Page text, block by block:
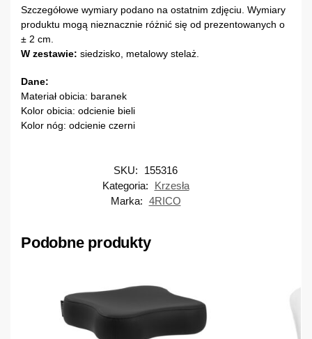
Szczegółowe wymiary podano na ostatnim zdjęciu. Wymiary
produktu mogą nieznacznie różnić się od prezentowanych o
± 2 cm.
W zestawie: siedzisko, metalowy stelaż.
Dane:
Materiał obicia: baranek
Kolor obicia: odcienie bieli
Kolor nóg: odcienie czerni
SKU:
155316
Kategoria:
Krzesła
Marka: 4RICO
Podobne produkty